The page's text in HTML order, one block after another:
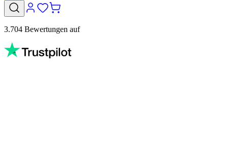
3.704 Bewertungen auf